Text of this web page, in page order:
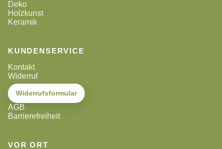
Deko
Holzkunst
Keramik
KUNDENSERVICE
Kontakt
Widerruf
Widerrufsformular
AGB
Barrierefreiheit
VOR ORT